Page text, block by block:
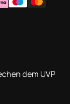
dem UVP